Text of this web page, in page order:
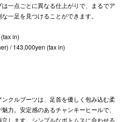
一点ごとに異なる仕上がりで、まるでア
一足を見つけることができます。
in)
/ 143,000yen (tax in)
クルブーツは、足首を優しく包み込む柔
力。安定感のあるチャンキーヒールで、
します。シンプルなボトムスに合わせる
三宮オ